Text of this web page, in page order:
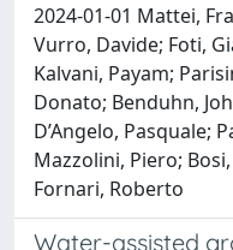
2024-01-01 Mattei,
Vurro, Davide; Foti,
Kalvani, Payam;
Donato; Benduhn,
D’Angelo, Pasquale;
Mazzolini, Piero;
Fornari, Roberto
Water-assisted